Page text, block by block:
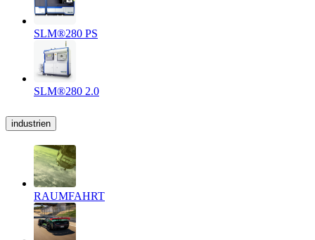
SLM®280 PS
SLM®280 2.0
industrien
RAUMFAHRT